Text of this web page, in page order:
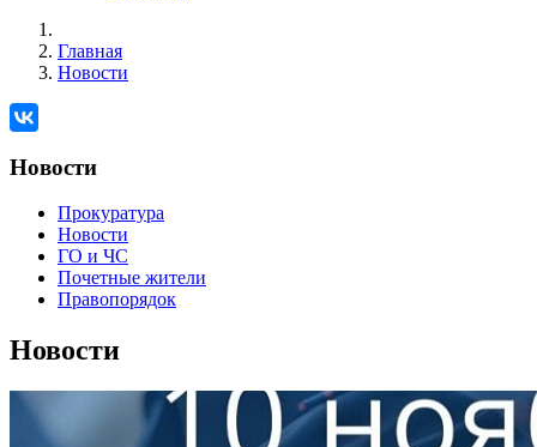
Главная
Новости
Новости
Прокуратура
Новости
ГО и ЧС
Почетные жители
Правопорядок
Новости